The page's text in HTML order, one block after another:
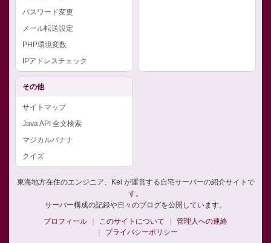
パスワード変更
メール転送設定
PHP環境変数
IPアドレスチェック
その他
サイトマップ
Java API 全文検索
マジカルバナナ
クイズ
東海地方在住のエンジニア、Kei が運営する自宅サーバーの紹介サイトで
す。
サーバー構成の記録や日々のブログを公開しています。
プロフィール
このサイトについて
管理人への連絡
プライバシーポリシー